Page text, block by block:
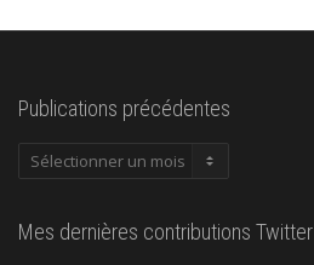
Publications précédentes
Publications
Mes dernières contributions Twitter